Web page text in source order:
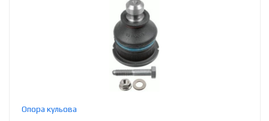
Опора кульова